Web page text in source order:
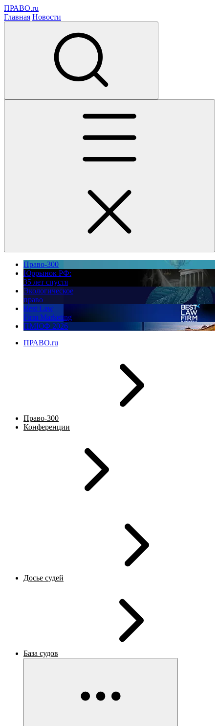
ПРАВО.ru
Главная Новости
Право-300
Юррынок РФ:
35 лет спустя
Экологическое
право
Best Law
Firm Marketing
ПМЮФ 2026
ПРАВО.ru
Право-300
Конференции
Досье судей
База судов